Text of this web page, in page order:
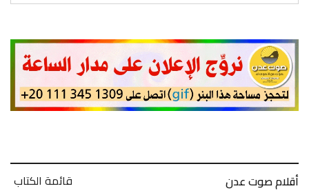
أقلام صوت عدن قائمة الكتاب